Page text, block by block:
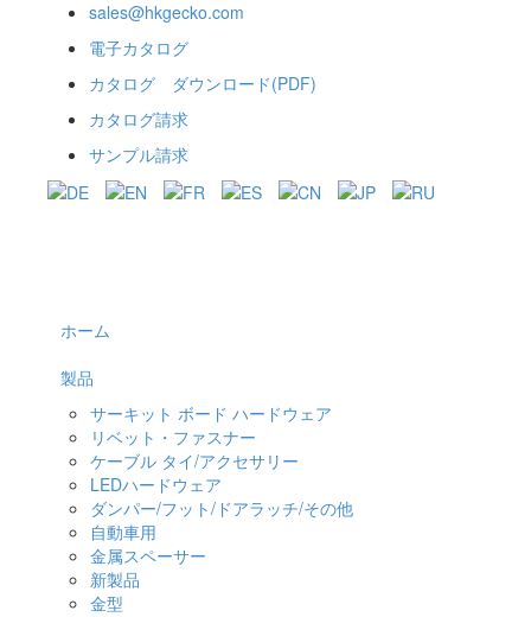
sales@hkgecko.com
電子カタログ
カタログ ダウンロード(PDF)
カタログ請求
サンプル請求
ホーム
製品
サーキット ボード ハードウェア
リベット・ファスナー
ケーブル タイ/アクセサリー
LEDハードウェア
ダンパー/フット/ドアラッチ/その他
自動車用
金属スペーサー
新製品
金型